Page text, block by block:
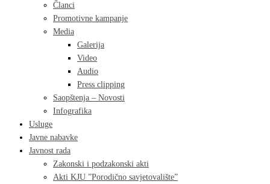
Članci
Promotivne kampanje
Media
Galerija
Video
Audio
Press clipping
Saopštenja – Novosti
Infografika
Usluge
Javne nabavke
Javnost rada
Zakonski i podzakonski akti
Akti KJU ”Porodično savjetovalište”